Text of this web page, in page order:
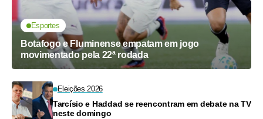
Esportes
Botafogo e Fluminense empatam em jogo
movimentado pela 22ª rodada
Eleições 2026
Tarcísio e Haddad se reencontram em debate na TV
neste domingo